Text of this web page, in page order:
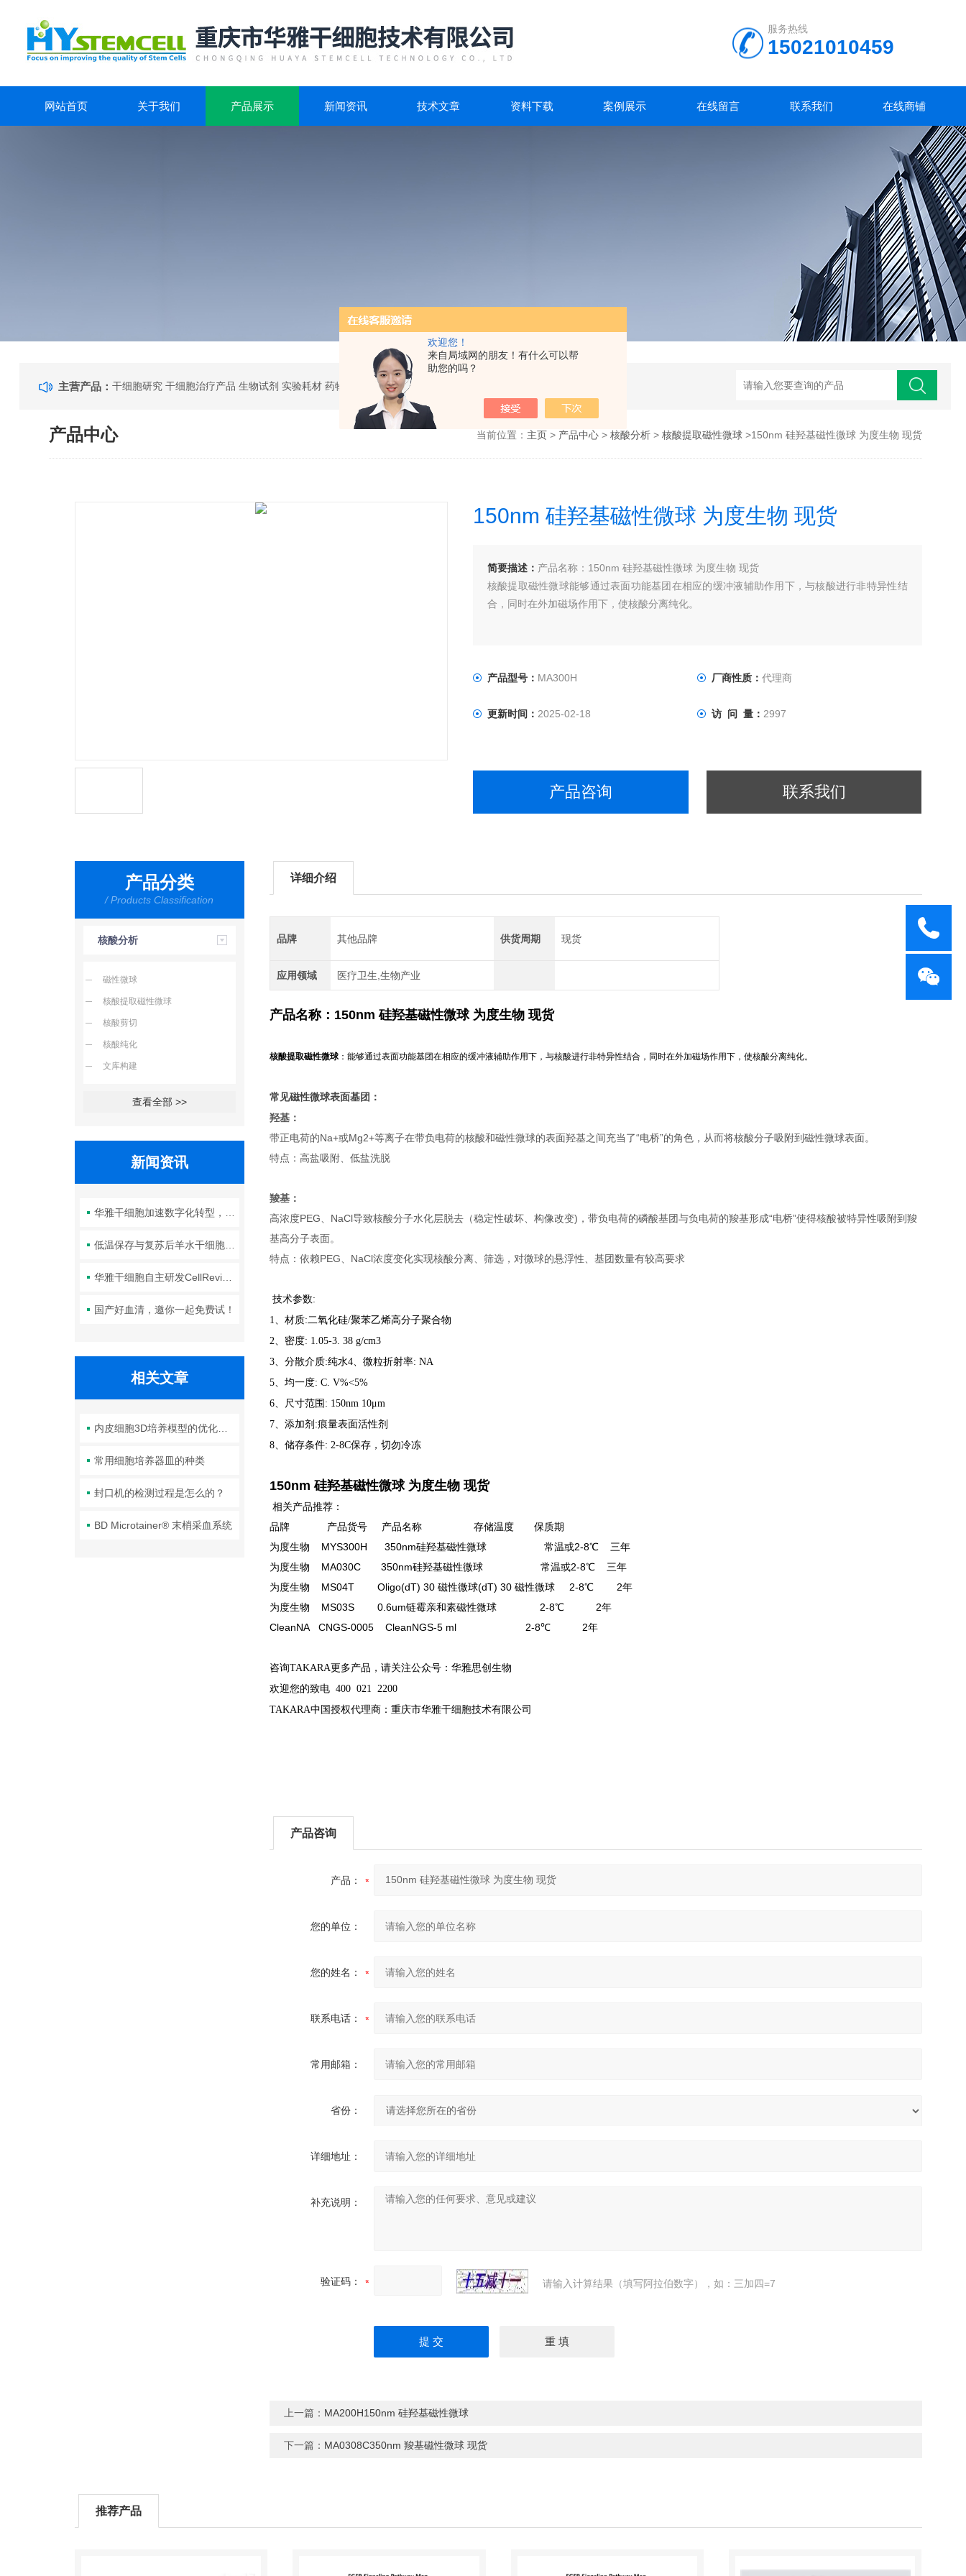
欢迎您！
来自局域网的朋友！有什么可以帮
助您的吗？
服务热线
15021010459
网站首页 关于我们 产品展示 新闻资讯 技术文章 资料下载 案例展示 在线留言 联系我们 在线商铺
主营产品：干细胞研究 干细胞治疗产品 生物试剂 实验耗材 药物研发
产品中心 当前位置： 主页> 产品中心> 核酸分析> 核酸提取磁性微球>150nm 硅羟基磁性微球 为度生物 现货
150nm 硅羟基磁性微球 为度生物 现货
简要描述： 产品名称：150nm 硅羟基磁性微球 为度生物 现货
核酸提取磁性微球能够通过表面功能基团在相应的缓冲液辅助作用下，与核酸进行非特异性结
合，同时在外加磁场作用下，使核酸分离纯化。
产品型号： MA300H 厂商性质：代理商
更新时间： 2025-02-18 访 问 量： 2997
产品咨询 联系我们
产品分类
/ Products Classification
核酸分析
磁性微球
核酸提取磁性微球
核酸剪切
核酸纯化
文库构建
查看全部 >>
新闻资讯
国产好血清，邀你一起免费试！
相关文章
常用细胞培养器皿的种类
封口机的检测过程是怎么的？
BD Microtainer® 末梢采血系统
详细介绍
品牌 其他品牌 供货周期 现货
应用领域 医疗卫生,生物产业
产品名称： 150nm 硅羟基磁性微球 为度生物 现货
核酸提取磁性微球：能够通过表面功能基团在相应的缓冲液辅助作用下，与核酸进行非特异性结合，同时在外加磁场作用下，使核酸分离纯化。
常见磁性微球表面基团：
羟基：
带正电荷的Na+或Mg2+等离子在带负电荷的核酸和磁性微球的表面羟基之间充当了“电桥”的角色，从而将核酸分子吸附到磁性微球表面。
特点：高盐吸附、低盐洗脱
羧基：
高浓度PEG、NaCl导致核酸分子水化层脱去（稳定性破坏、构像改变)，带负电荷的磷酸基团与负电荷的羧基形成“电桥”使得核酸被特异性吸附到羧
基高分子表面。
特点：依赖PEG、NaCl浓度变化实现核酸分离、筛选，对微球的悬浮性、基团数量有较高要求
技术参数:
1、材质:二氧化硅/聚苯乙烯高分子聚合物
2、密度: 1.05-3. 38 g/cm3
3、分散介质:纯水4、微粒折射率: NA
5、均一度: C. V%<5%
6、尺寸范围: 150nm 10μm
7、添加剂:痕量表面活性剂
8、储存条件: 2-8C保存，切勿冷冻
150nm 硅羟基磁性微球 为度生物 现货
相关产品推荐：
品牌 产品货号 产品名称 存储温度 保质期
为度生物 MYS300H 350nm硅羟基磁性微球 常温或2-8℃ 三年
为度生物 MA030C 350nm硅羟基磁性微球 常温或2-8℃ 三年
为度生物 MS04T Oligo(dT) 30 磁性微球(dT) 30 磁性微球 2-8℃ 2年
为度生物 MS03S 0.6um链霉亲和素磁性微球 2-8℃ 2年
CleanNA CNGS-0005 CleanNGS-5 ml 2-8℃ 2年
咨询TAKARA更多产品，请关注公众号：华雅思创生物
欢迎您的致电 400 021 2200
TAKARA中国授权代理商：重庆市华雅干细胞技术有限公司
产品咨询
产品：
您的单位：
您的姓名：
联系电话：
常用邮箱：
省份：
详细地址：
补充说明：
验证码： 请输入计算结果（填写阿拉伯数字），如：三加四=7
上一篇： MA200H150nm 硅羟基磁性微球
下一篇： MA0308C350nm 羧基磁性微球 现货
推荐产品